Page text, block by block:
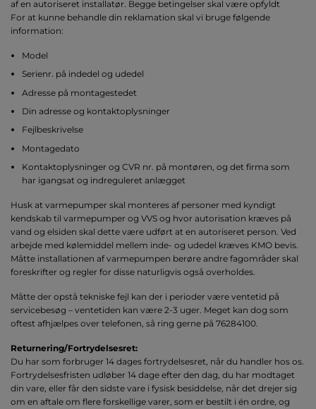
af en autoriseret installatør. Begge betingelser skal være opfyldt
For at kunne behandle din reklamation skal vi bruge følgende
information:
Model
Serienr. på indedel og udedel
Adresse på montagestedet
Din adresse og kontaktoplysninger
Fejlbeskrivelse
Montagedato
Kontaktoplysninger og CVR nr. på montøren, og det firma som
har igangsat og indreguleret anlægget
Husk at varmepumper skal monteres af personer med kyndigt
kendskab til varmepumper og VVS og hvor autorisation kræves på
vand og elsiden skal dette være udført at en autoriseret person. Ved
arbejde med kølemiddel mellem inde- og udedel kræves KMO bevis.
Måtte installationen af varmepumpen berøre andre fagområder skal
foreskrifter og regler for disse naturligvis også overholdes.
Måtte der opstå tekniske fejl kan der i perioder være ventetid på
servicebesøg – ventetiden kan være 2-3 uger. Meget kan dog som
oftest afhjælpes over telefonen, så ring gerne på 76284100.
Returnering/Fortrydelsesret:
Du har som forbruger 14 dages fortrydelsesret, når du handler hos os.
Fortrydelsesfristen udløber 14 dage efter den dag, du har modtaget
din vare, eller får den sidste vare i fysisk besiddelse, når det drejer sig
om en aftale om flere forskellige varer, som er bestilt i én ordre, og